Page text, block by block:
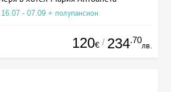
- 07.09 + полупансион
120€ / 234.70
лв.